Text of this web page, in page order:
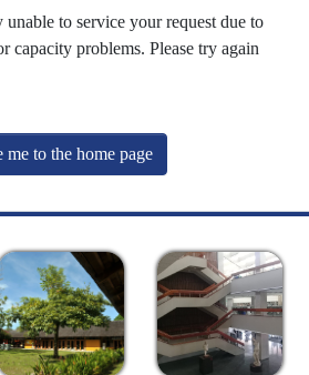
to service your request due to
capacity problems. Please try again
me to the home page